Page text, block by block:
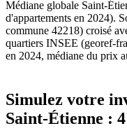
Médiane globale Saint-
d'appartements en 2024).
commune 42218) croisé
quartiers INSEE (georef-
en 2024, médiane du prix
Simulez votre
Saint-Étienne :